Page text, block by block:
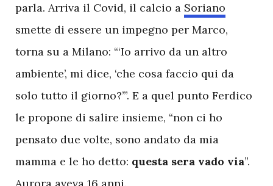
parla. Arriva il Covid, il calcio a Soriano
smette di essere un impegno per Marco,
torna su a Milano: “‘Io arrivo da un altro
ambiente’, mi dice, ‘che cosa faccio qui da
solo tutto il giorno?’”. E a quel punto Ferdico
le propone di salire insieme, “non ci ho
pensato due volte, sono andato da mia
mamma e le ho detto: questa sera vado via”.